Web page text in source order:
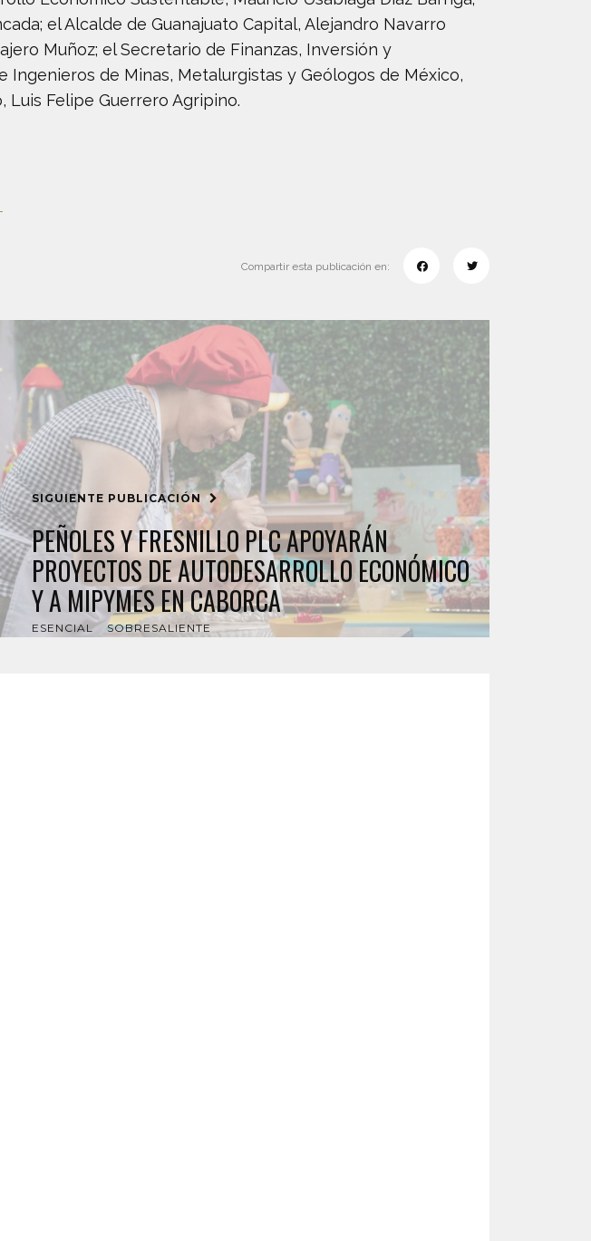
el Alcalde de Guanajuato Capital, Alejandro Navarro
Muñoz; el Secretario de Finanzas, Inversión y
de Minas, Metalurgistas y Geólogos de México,
Luis Felipe Guerrero Agripino.
Compartir esta publicación en:
SIGUIENTE PUBLICACIÓN
PEÑOLES Y FRESNILLO PLC APOYARÁN
PROYECTOS DE AUTODESARROLLO ECONÓMICO
Y A MIPYMES EN CABORCA
ESENCIAL SOBRESALIENTE